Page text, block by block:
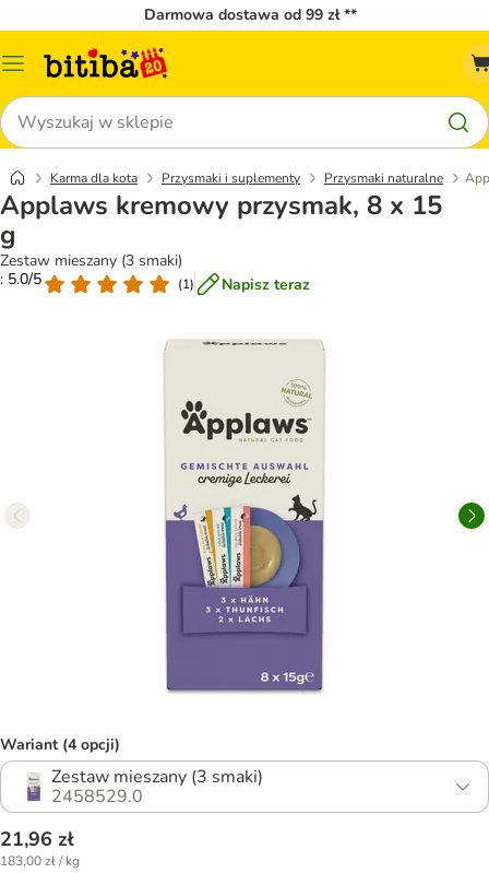
Darmowa dostawa od 99 zł **
Menu
Szukaj
Karma dla kota Przysmaki i suplementy Przysmaki naturalne
Applaws kremowy przysmak, 8 x 15
g
Zestaw mieszany (3 smaki)
: 5.0/5
(1) Napisz teraz
Wariant (4 opcji)
Zestaw mieszany (3 smaki)
2458529.0
21,96 zł
183,00 zł / kg